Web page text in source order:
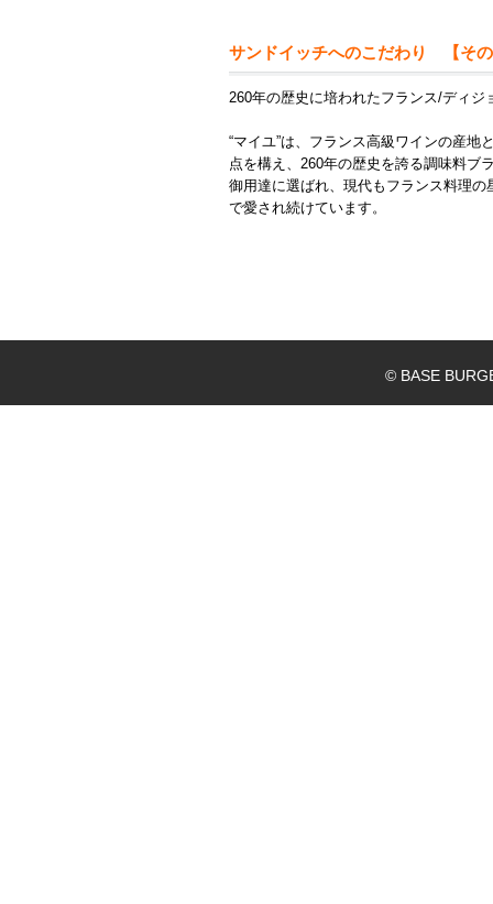
サンドイッチへのこだわり 【そ
260年の歴史に培われたフランス/ディ
“マイユ”は、フランス高級ワインの産
点を構え、260年の歴史を誇る調味料ブ
御用達に選ばれ、現代もフランス料理
で愛され続けています。
© BASE